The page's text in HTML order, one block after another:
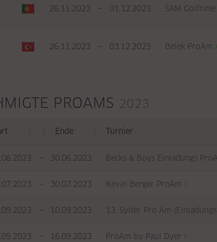
26.11.2023 — 01.12.2023 SAM
26.11.2023 — 03.12.2023 Belek ProAm
PROAMS 2023
Ende Turnier
— 30.06.2023 Becks & Boys Einladungs
— 30.07.2023 Kevin Berger ProAm
— 10.09.2023 13. Sylter Pro Am
— 16.09.2023 ProAm by Paul Dyer